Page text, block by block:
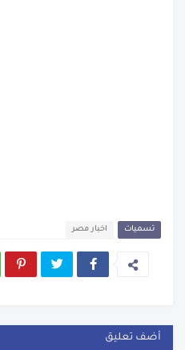
تسميات اخبار مصر
أضف تعليق